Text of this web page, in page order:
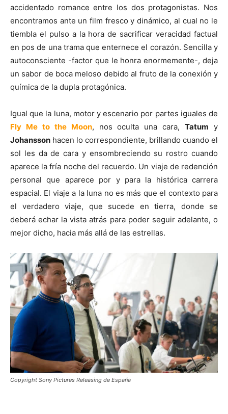
accidentado romance entre los dos protagonistas. Nos
encontramos ante un film fresco y dinámico, al cual no le
tiembla el pulso a la hora de sacrificar veracidad factual
en pos de una trama que enternece el corazón. Sencilla y
autoconsciente -factor que le honra enormemente-, deja
un sabor de boca meloso debido al fruto de la conexión y
química de la dupla protagónica.
Igual que la luna, motor y escenario por partes iguales de
Fly Me to the Moon, nos oculta una cara,Tatum y
Johansson hacen lo correspondiente, brillando cuando el
sol les da de cara y ensombreciendo su rostro cuando
aparece la fría noche del recuerdo. Un viaje de redención
personal que aparece por y para la histórica carrera
espacial. El viaje a la luna no es más que el contexto para
el verdadero viaje, que sucede en tierra, donde se
deberá echar la vista atrás para poder seguir adelante, o
mejor dicho, hacia más allá de las estrellas.
Copyright Sony Pictures Releasing de España